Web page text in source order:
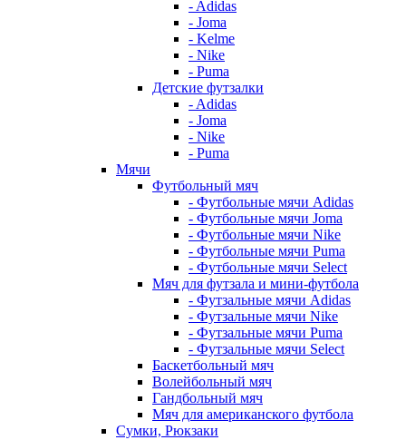
- Adidas
- Joma
- Kelme
- Nike
- Puma
Детские футзалки
- Adidas
- Joma
- Nike
- Puma
Мячи
Футбольный мяч
- Футбольные мячи Adidas
- Футбольные мячи Joma
- Футбольные мячи Nike
- Футбольные мячи Puma
- Футбольные мячи Select
Мяч для футзала и мини-футбола
- Футзальные мячи Adidas
- Футзальные мячи Nike
- Футзальные мячи Puma
- Футзальные мячи Select
Баскетбольный мяч
Волейбольный мяч
Гандбольный мяч
Мяч для американского футбола
Сумки, Рюкзаки